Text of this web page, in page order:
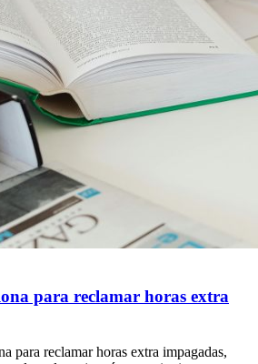
para reclamar horas extra
para reclamar horas extra impagadas,